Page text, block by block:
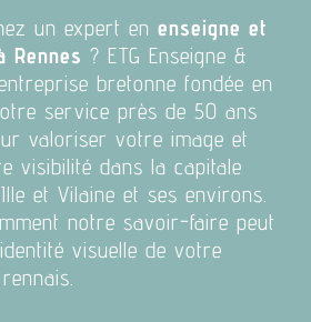
un expert en enseigne et
Rennes ? ETG Enseigne &
bretonne fondée en
service près de 50 ans
valoriser votre image et
visibilité dans la capitale
et Vilaine et ses environs.
notre savoir-faire peut
visuelle de votre